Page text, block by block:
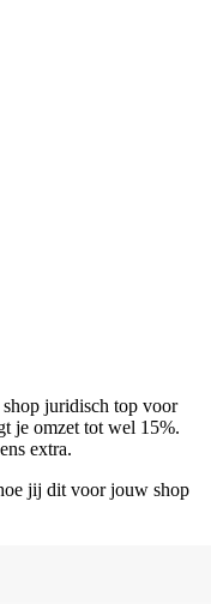
juridisch top voor
je omzet tot wel 15%.
extra.
jij dit voor jouw shop